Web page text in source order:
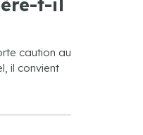
t-il
caution au
il convient